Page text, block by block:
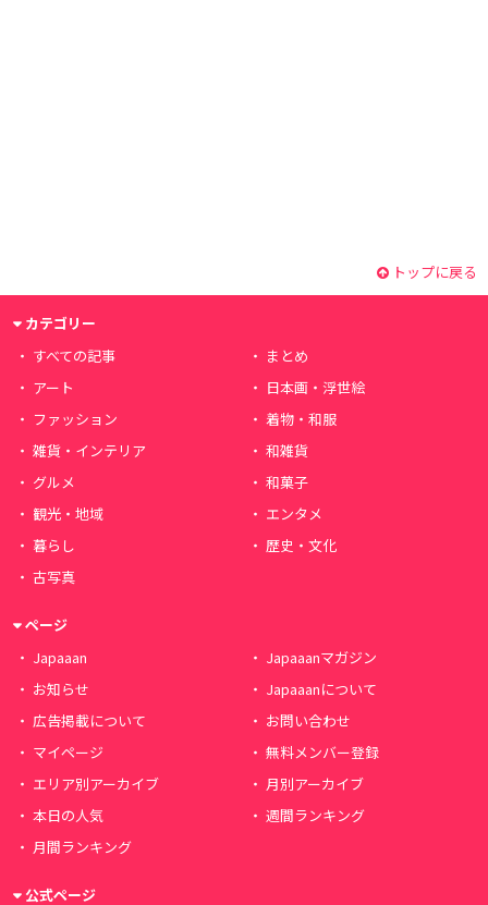
トップに戻る
カテゴリー
すべての記事
まとめ
アート
日本画・浮世絵
ファッション
着物・和服
雑貨・インテリア
和雑貨
グルメ
和菓子
観光・地域
エンタメ
暮らし
歴史・文化
古写真
ページ
Japaaan
Japaaanマガジン
お知らせ
Japaaanについて
広告掲載について
お問い合わせ
マイページ
無料メンバー登録
エリア別アーカイブ
月別アーカイブ
本日の人気
週間ランキング
月間ランキング
公式ページ